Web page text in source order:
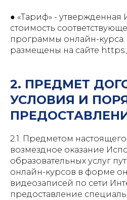
● «Тариф» - утвержденная
стоимость
программы онлайн-
размещены на сайте
2. ПРЕДМЕТ
УСЛОВИЯ И
2.1. Предметом
возмездное оказание
образовательных услуг
онлайн-курсов в форме
видеозаписей по сети
предоставление